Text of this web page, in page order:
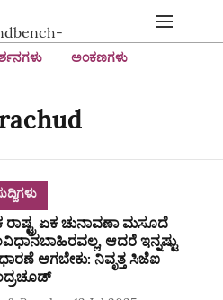
ಅಂಕಣಗಳು
ರಾಷ್ಟ್ರ ಏಕ ಚುನಾವಣಾ ಮಸೂದೆ
ಆದರೆ ಇನ್ನಷ್ಟು
ಆಗಬೇಕು: ನಿವೃತ್ತ ಸಿಜೆಐ